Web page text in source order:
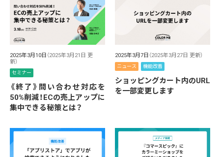
2025年3月10日 （2025年3月21日 更
新）
セミナー
《終了》問い合わせ対応を
50%削減！ECの売上アップに
集中できる秘策とは？
2025年3月7日 （2025年3月27日 更新）
ニュース 機能改善
ショッピングカート内のURL
を一部変更します